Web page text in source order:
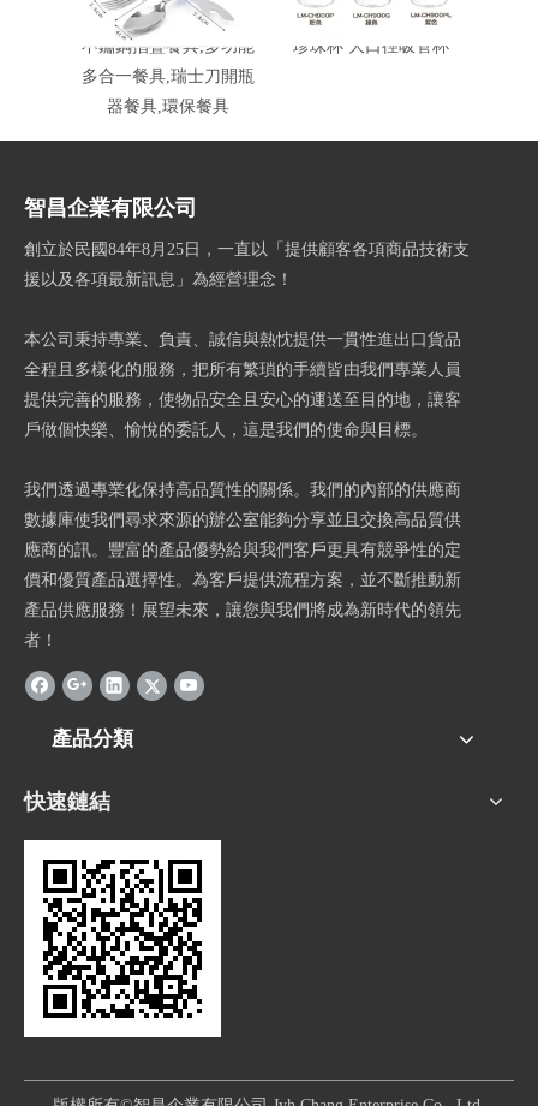
不鏽鋼摺疊餐具,多功能
多合一餐具,瑞士刀開瓶
器餐具,環保餐具
珍珠杯 大口徑吸管杯
智昌企業有限公司
創立於民國84年8月25日，一直以「提供顧客各項商品技術支
援以及各項最新訊息」為經營理念！
本公司秉持專業、負責、誠信與熱忱提供一貫性進出口貨品
全程且多樣化的服務，把所有繁瑣的手續皆由我們專業人員
提供完善的服務，使物品安全且安心的運送至目的地，讓客
戶做個快樂、愉悅的委託人，這是我們的使命與目標。
我們透過專業化保持高品質性的關係。我們的內部的供應商
數據庫使我們尋求來源的辦公室能夠分享並且交換高品質供
應商的訊。豐富的產品優勢給與我們客戶更具有競爭性的定
價和優質產品選擇性。為客戶提供流程方案，並不斷推動新
產品供應服務！展望未來，讓您與我們將成為新時代的領先
者！
產品分類
快速鏈結